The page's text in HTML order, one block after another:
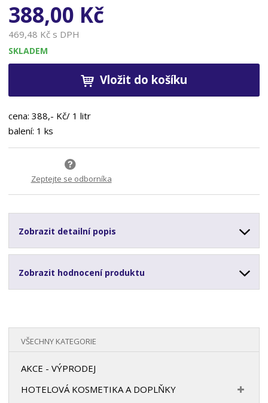
388,00 Kč
469,48 Kč s DPH
SKLADEM
Vložit do košíku
cena: 388,- Kč/ 1 litr
balení: 1 ks
Zeptejte se odborníka
Zobrazit detailní popis
Zobrazit hodnocení produktu
VŠECHNY KATEGORIE
AKCE - VÝPRODEJ
HOTELOVÁ KOSMETIKA A DOPLŇKY